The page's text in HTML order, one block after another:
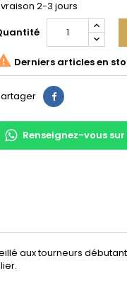
2-3 jours
Derniers articles en
Partager
Renseignez-vous
aux tourneurs